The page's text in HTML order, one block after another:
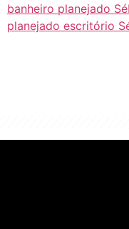
banheiro planejado Sé
planejado escritório